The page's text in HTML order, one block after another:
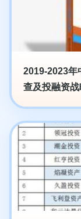
2019-2023年
查及投融资